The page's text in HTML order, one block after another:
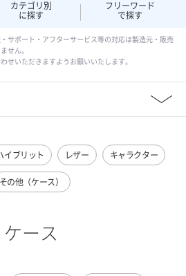
カテゴリ別
に探す
フリーワード
で探す
サポート・アフターサービス等の対応は製造元・販売
せん。
せいただきますようお願いいたします。
イブリット レザー キャラクター
その他（ケース）
ケース